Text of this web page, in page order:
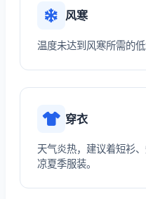
风寒
温度未达到风寒所需的
穿衣
天气炎热，建议着短衫
凉夏季服装。